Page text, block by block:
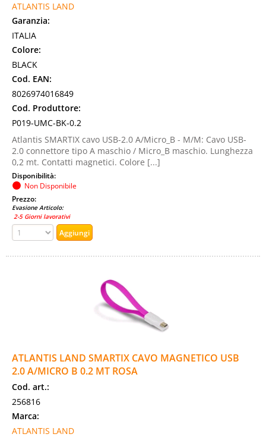
ATLANTIS LAND
Garanzia:
ITALIA
Colore:
BLACK
Cod. EAN:
8026974016849
Cod. Produttore:
P019-UMC-BK-0.2
Atlantis SMARTIX cavo USB-2.0 A/Micro_B - M/M: Cavo USB-
2.0 connettore tipo A maschio / Micro_B maschio. Lunghezza
0,2 mt. Contatti magnetici. Colore [...]
Disponibilità:
Non Disponibile
Prezzo:
Evasione Articolo:
2-5 Giorni lavorativi
ATLANTIS LAND SMARTIX CAVO MAGNETICO USB
2.0 A/MICRO B 0.2 MT ROSA
Cod. art.:
256816
Marca:
ATLANTIS LAND